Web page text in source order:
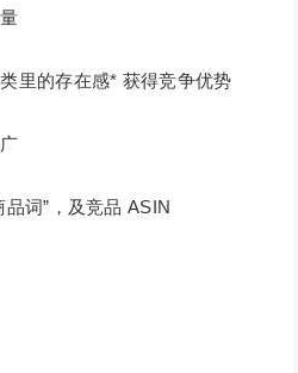
里的存在感* 获得竞争优势
品词”，及竞品 ASIN